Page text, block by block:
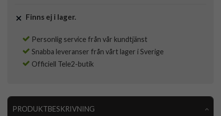
Finns ej i lager.
Personlig service från vår kundtjänst
Snabba leveranser från vårt lager i Sverige
Officiell Tele2-butik
PRODUKTBESKRIVNING